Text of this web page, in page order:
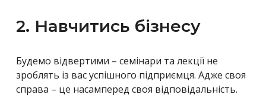
2. Навчитись бізнесу
Будемо відвертими – семінари та лекції не
зроблять із вас успішного підприємця. Адже своя
справа – це насамперед своя відповідальність.